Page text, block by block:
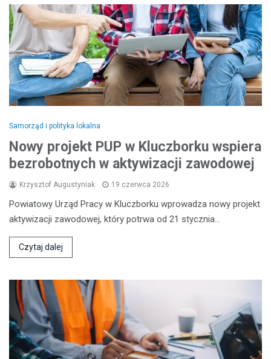
Samorząd i polityka lokalna
Nowy projekt PUP w Kluczborku wspiera
bezrobotnych w aktywizacji zawodowej
Krzysztof Augustyniak 19 czerwca 2026
Powiatowy Urząd Pracy w Kluczborku wprowadza nowy projekt
aktywizacji zawodowej, który potrwa od 21 stycznia…
Czytaj dalej